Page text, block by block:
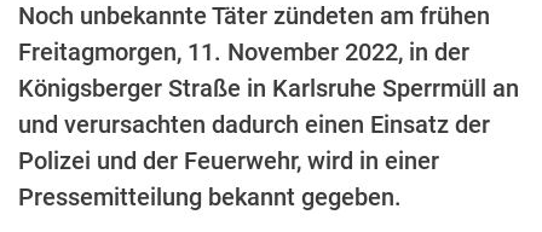
Noch unbekannte Täter zündeten am frühen
Freitagmorgen, 11. November 2022, in der
Königsberger Straße in Karlsruhe Sperrmüll an
und verursachten dadurch einen Einsatz der
Polizei und der Feuerwehr, wird in einer
Pressemitteilung bekannt gegeben.